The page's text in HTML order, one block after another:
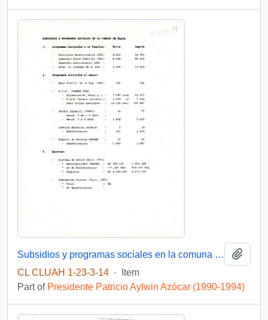
Subsidios y programas sociales en la comuna de Talca
CL CLUAH 1-23-3-14 ·
Item
Part of Presidente Patricio Aylwin Azócar (1990-1994)